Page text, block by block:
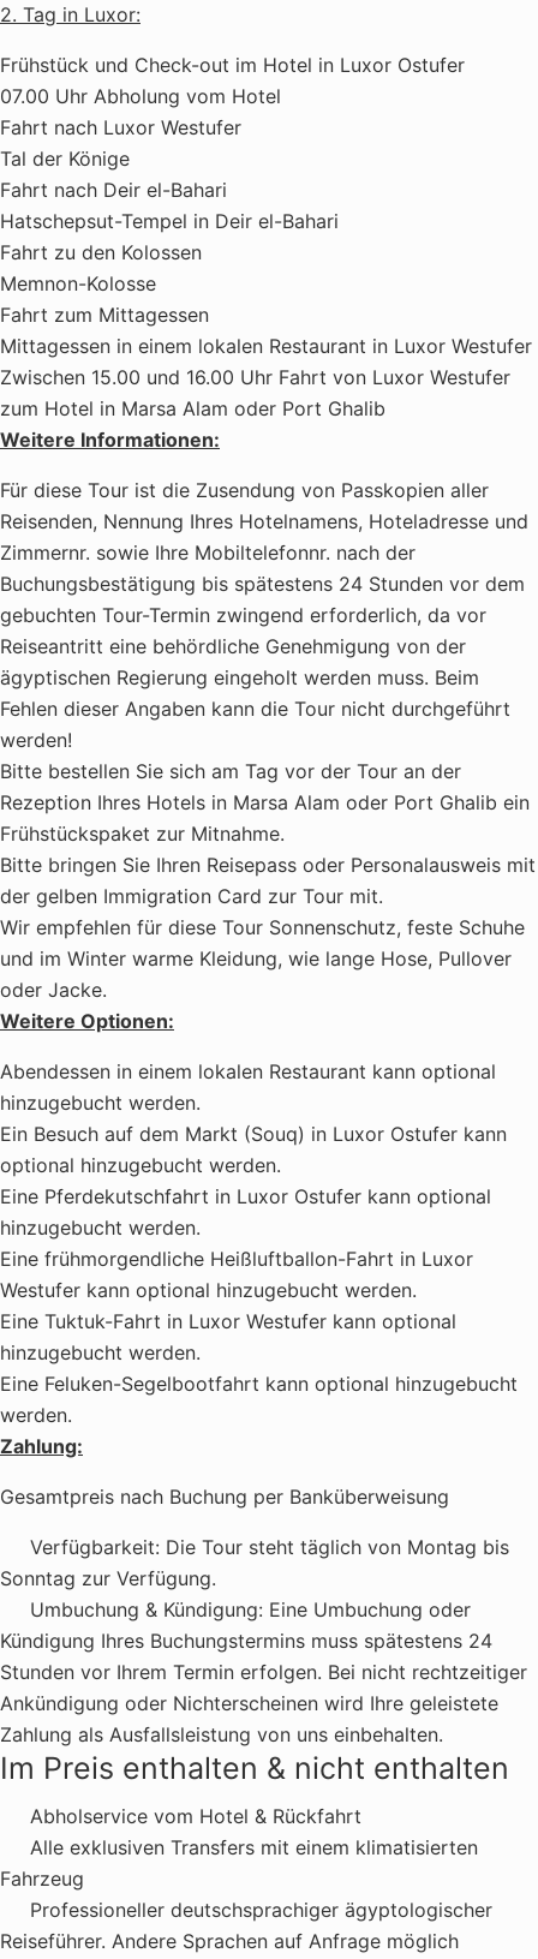
2. Tag in Luxor:
Frühstück und Check-out im Hotel in Luxor Ostufer
07.00 Uhr Abholung vom Hotel
Fahrt nach Luxor Westufer
Tal der Könige
Fahrt nach Deir el-Bahari
Hatschepsut-Tempel in Deir el-Bahari
Fahrt zu den Kolossen
Memnon-Kolosse
Fahrt zum Mittagessen
Mittagessen in einem lokalen Restaurant in Luxor Westufer
Zwischen 15.00 und 16.00 Uhr Fahrt von Luxor Westufer
zum Hotel in Marsa Alam oder Port Ghalib
Weitere Informationen:
Für diese Tour ist die Zusendung von Passkopien aller
Reisenden, Nennung Ihres Hotelnamens, Hoteladresse und
Zimmernr. sowie Ihre Mobiltelefonnr. nach der
Buchungsbestätigung bis spätestens 24 Stunden vor dem
gebuchten Tour-Termin zwingend erforderlich, da vor
Reiseantritt eine behördliche Genehmigung von der
ägyptischen Regierung eingeholt werden muss. Beim
Fehlen dieser Angaben kann die Tour nicht durchgeführt
werden!
Bitte bestellen Sie sich am Tag vor der Tour an der
Rezeption Ihres Hotels in Marsa Alam oder Port Ghalib ein
Frühstückspaket zur Mitnahme.
Bitte bringen Sie Ihren Reisepass oder Personalausweis mit
der gelben Immigration Card zur Tour mit.
Wir empfehlen für diese Tour Sonnenschutz, feste Schuhe
und im Winter warme Kleidung, wie lange Hose, Pullover
oder Jacke.
Weitere Optionen:
Abendessen in einem lokalen Restaurant kann optional
hinzugebucht werden.
Ein Besuch auf dem Markt (Souq) in Luxor Ostufer kann
optional hinzugebucht werden.
Eine Pferdekutschfahrt in Luxor Ostufer kann optional
hinzugebucht werden.
Eine frühmorgendliche Heißluftballon-Fahrt in Luxor
Westufer kann optional hinzugebucht werden.
Eine Tuktuk-Fahrt in Luxor Westufer kann optional
hinzugebucht werden.
Eine Feluken-Segelbootfahrt kann optional hinzugebucht
werden.
Zahlung:
Gesamtpreis nach Buchung per Banküberweisung
Verfügbarkeit: Die Tour steht täglich von Montag bis
Sonntag zur Verfügung.
Umbuchung & Kündigung: Eine Umbuchung oder
Kündigung Ihres Buchungstermins muss spätestens 24
Stunden vor Ihrem Termin erfolgen. Bei nicht rechtzeitiger
Ankündigung oder Nichterscheinen wird Ihre geleistete
Zahlung als Ausfallsleistung von uns einbehalten.
Im Preis enthalten & nicht enthalten
Abholservice vom Hotel & Rückfahrt
Alle exklusiven Transfers mit einem klimatisierten
Fahrzeug
Professioneller deutschsprachiger ägyptologischer
Reiseführer. Andere Sprachen auf Anfrage möglich